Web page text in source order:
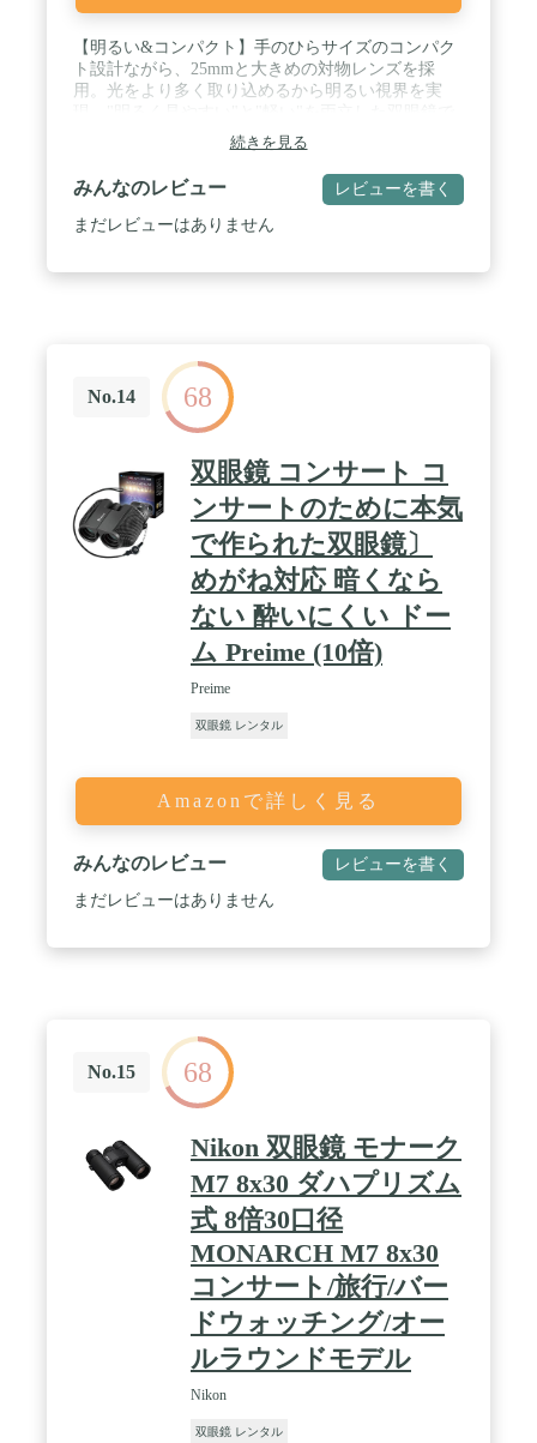
【明るい&コンパクト】手のひらサイズのコンパク
ト設計ながら、25mmと大きめの対物レンズを採
用。光をより多く取り込めるから明るい視界を実
す。 / 【Bak4&フルマルチコート】高屈折率のBak4
プリズムを採用、そして全てのレンズ面はもちろん
プリズム面にもコーティングを施した「フルマルチ
コーティング(FMC)」仕様。これにより隅々まで明
るくシャープな視界が得られます。 / 【アイレリー
続きを見る
みんなのレビュー レビューを書く
まだレビューはありません
No.14 68
双眼鏡 コンサート コ
ンサートのために本気
で作られた双眼鏡〕
めがね対応 暗くなら
ない 酔いにくい ドー
ム Preime (10倍)
Preime
双眼鏡 レンタル
Amazonで詳しく見る
みんなのレビュー レビューを書く
まだレビューはありません
No.15 68
Nikon 双眼鏡 モナーク
M7 8x30 ダハプリズム
式 8倍30口径
MONARCH M7 8x30
コンサート/旅行/バー
ドウォッチング/オー
ルラウンドモデル
Nikon
双眼鏡 レンタル